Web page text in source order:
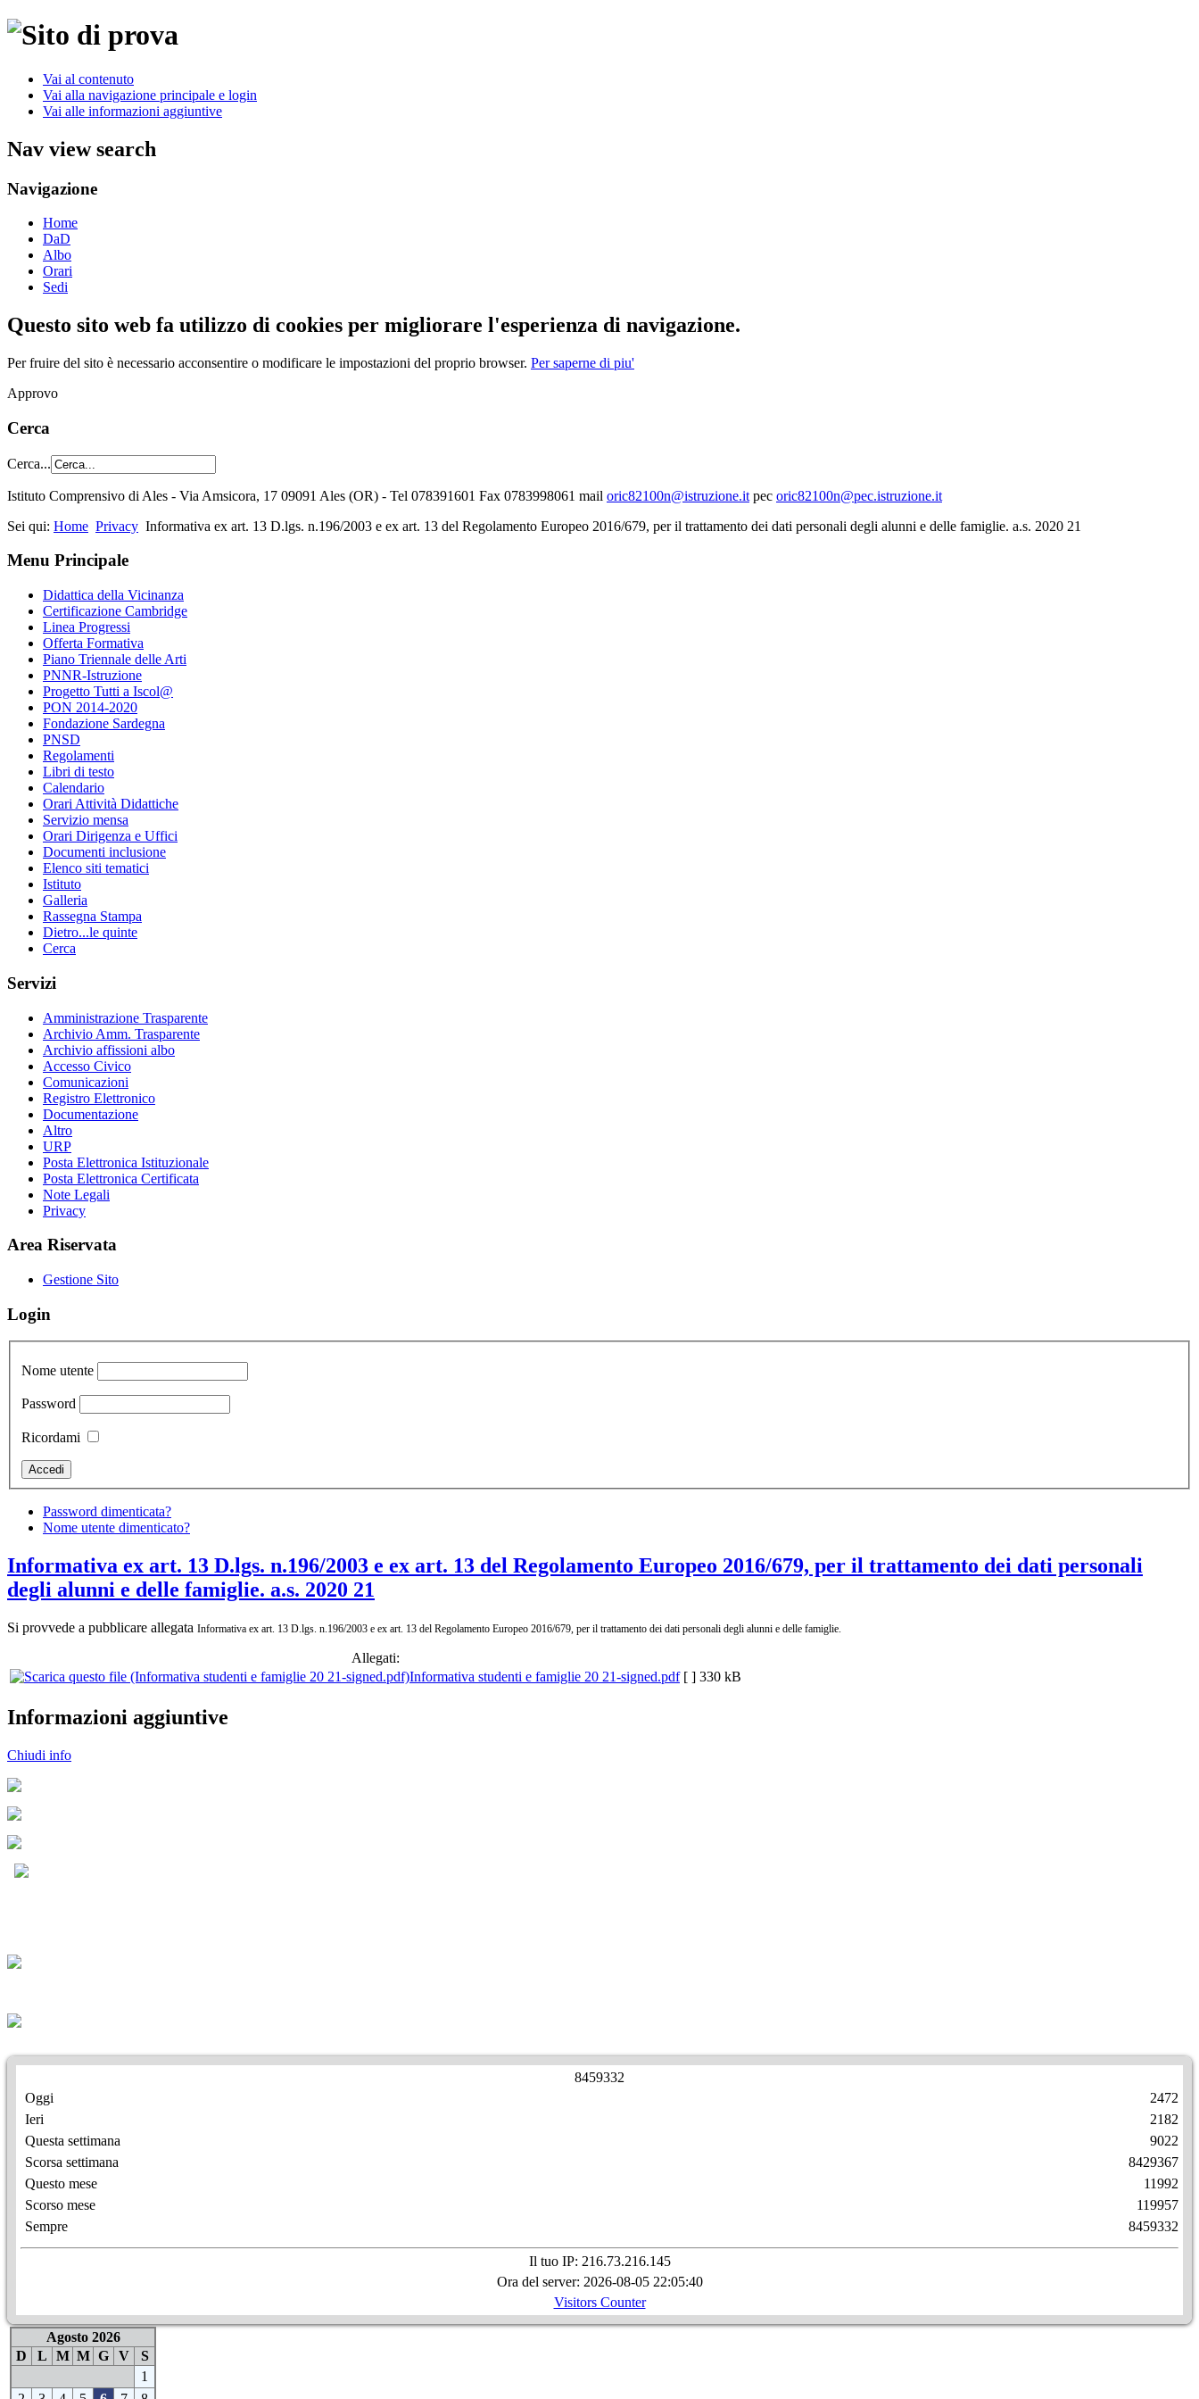
Vai al contenuto
Vai alla navigazione principale e login
Vai alle informazioni aggiuntive
Nav view search
Navigazione
Home
DaD
Albo
Orari
Sedi
Questo sito web fa utilizzo di cookies per migliorare l'esperienza di navigazione.
Per fruire del sito è necessario acconsentire o modificare le impostazioni del proprio browser. Per saperne di piu'
Approvo
Cerca
Cerca...
Istituto Comprensivo di Ales - Via Amsicora, 17 09091 Ales (OR) - Tel 078391601 Fax 0783998061 mail oric82100n@istruzione.it pec oric82100n@pec.istruzione.it
Sei qui: Home Privacy Informativa ex art. 13 D.lgs. n.196/2003 e ex art. 13 del Regolamento Europeo 2016/679, per il trattamento dei dati personali degli alunni e delle famiglie. a.s. 2020 21
Menu Principale
Didattica della Vicinanza
Certificazione Cambridge
Linea Progressi
Offerta Formativa
Piano Triennale delle Arti
PNNR-Istruzione
Progetto Tutti a Iscol@
PON 2014-2020
Fondazione Sardegna
PNSD
Regolamenti
Libri di testo
Calendario
Orari Attività Didattiche
Servizio mensa
Orari Dirigenza e Uffici
Documenti inclusione
Elenco siti tematici
Istituto
Galleria
Rassegna Stampa
Dietro...le quinte
Cerca
Servizi
Amministrazione Trasparente
Archivio Amm. Trasparente
Archivio affissioni albo
Accesso Civico
Comunicazioni
Registro Elettronico
Documentazione
Altro
URP
Posta Elettronica Istituzionale
Posta Elettronica Certificata
Note Legali
Privacy
Area Riservata
Gestione Sito
Login
Nome utente
Password
Ricordami
Password dimenticata?
Nome utente dimenticato?
Informativa ex art. 13 D.lgs. n.196/2003 e ex art. 13 del Regolamento Europeo 2016/679, per il trattamento dei dati personali
degli alunni e delle famiglie. a.s. 2020 21
Si provvede a pubblicare allegata Informativa ex art. 13 D.lgs. n.196/2003 e ex art. 13 del Regolamento Europeo 2016/679, per il trattamento dei dati personali degli alunni e delle famiglie.
Allegati:
Informativa studenti e famiglie 20 21-signed.pdf [ ] 330 kB
Informazioni aggiuntive
Chiudi info
8459332
Oggi
Ieri
Questa settimana
Scorsa settimana
Questo mese
Scorso mese
Sempre
2472
2182
9022
8429367
11992
119957
8459332
Il tuo IP: 216.73.216.145
Ora del server: 2026-08-05 22:05:40
Visitors Counter
Agosto 2026
D
L M M G V
S
1